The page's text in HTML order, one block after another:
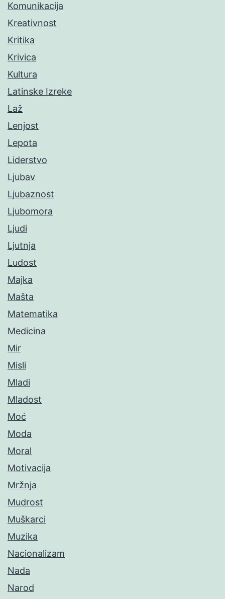
Komunikacija
Kreativnost
Kritika
Krivica
Kultura
Latinske Izreke
Laž
Lenjost
Lepota
Liderstvo
Ljubav
Ljubaznost
Ljubomora
Ljudi
Ljutnja
Ludost
Majka
Mašta
Matematika
Medicina
Mir
Misli
Mladi
Mladost
Moć
Moda
Moral
Motivacija
Mržnja
Mudrost
Muškarci
Muzika
Nacionalizam
Nada
Narod